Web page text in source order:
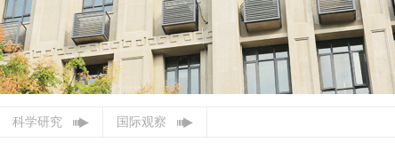
科学研究 国际观察